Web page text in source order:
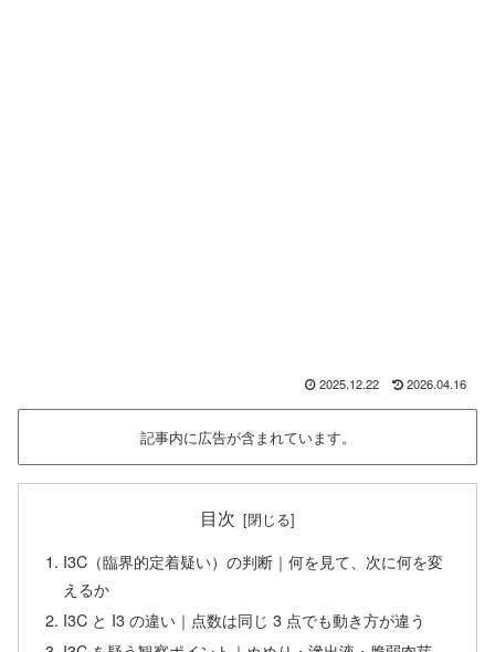
2025.12.22 2026.04.16
記事内に広告が含まれています。
目次
I3C（臨界的定着疑い）の判断｜何を見て、次に何を変
えるか
I3C と I3 の違い｜点数は同じ 3 点でも動き方が違う